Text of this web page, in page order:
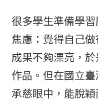
很多學生準備學
焦慮：覺得自己
成果不夠漂亮，
作品。但在國立
承慈眼中，能脫